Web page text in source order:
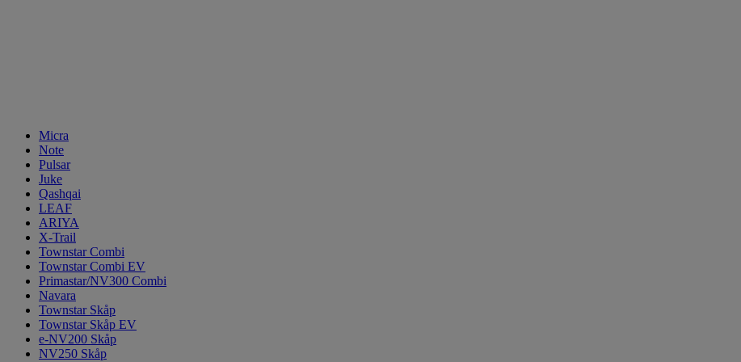
Micra
Note
Pulsar
Juke
Qashqai
LEAF
ARIYA
X-Trail
Townstar Combi
Townstar Combi EV
Primastar/NV300 Combi
Navara
Townstar Skåp
Townstar Skåp EV
e-NV200 Skåp
NV250 Skåp